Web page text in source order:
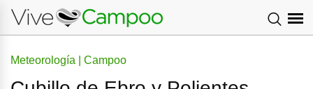
Meteorología | Campoo